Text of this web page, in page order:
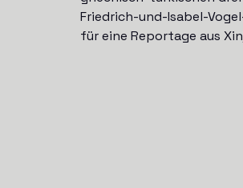
Friedrich-und-Isabel-
für eine Reportage aus